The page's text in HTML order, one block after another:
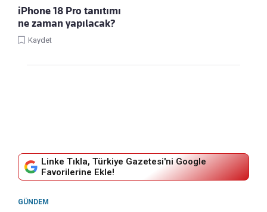
iPhone 18 Pro tanıtımı
ne zaman yapılacak?
Kaydet
Linke Tıkla, Türkiye Gazetesi'ni Google
Favorilerine Ekle!
GÜNDEM